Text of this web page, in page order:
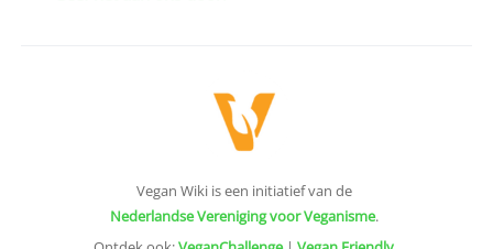
Vegan Wiki is een initiatief van de
Nederlandse Vereniging voor Veganisme.